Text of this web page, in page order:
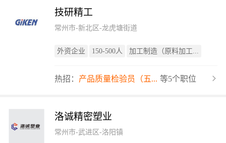
技研精工
常州市-新北区-龙虎塘街道
外资企业 150-500人 加工制造（原料加工...
热招： 产品质量检验员（五... 等5个职位
洛诚精密塑业
常州市-武进区-洛阳镇